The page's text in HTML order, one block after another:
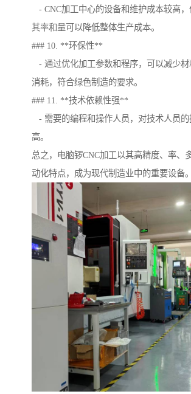
- CNC加工中心的设备和维护成本较高，
其率和量可以降低整体生产成本。
### 10. **环保性**
- 通过优化加工参数和程序，可以减少
消耗，符合绿色制造的要求。
### 11. **技术依赖性强**
- 需要的编程和操作人员，对技术人员的
高。
总之，电脑锣CNC加工以其高精度、率、
动化特点，成为现代制造业中的重要设备。